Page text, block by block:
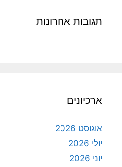
תגובות אחרונות
ארכיונים
אוגוסט 2026
יולי 2026
יוני 2026